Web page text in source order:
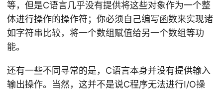
等，但是C语言几乎没有提供将这些对象作为一个整
体进行操作的操作符；你必须自己编写函数来实现诸
如字符串比较，将一个数组赋值给另一个数组等功
能。
还有一些不同寻常的是，C语言本身并没有提供输入
输出操作。当然，这并不是说C程序无法进行I/O操